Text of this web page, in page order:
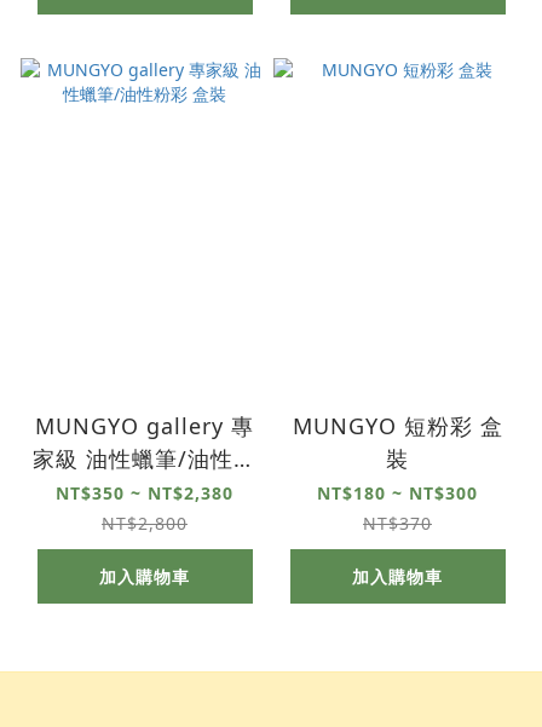
MUNGYO gallery 專
家級 油性蠟筆/油性粉
彩 盒裝
NT$350 ~ NT$2,380
NT$2,800
加入購物車
MUNGYO 短粉彩 盒
裝
NT$180 ~ NT$300
NT$370
加入購物車